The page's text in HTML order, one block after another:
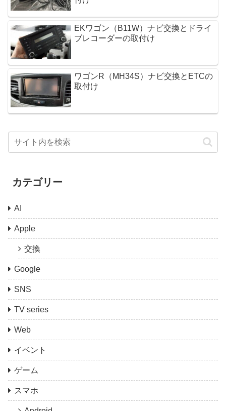
EKワゴン（B11W）ナビ交換とドライ
ブレコーダーの取付け
ワゴンR（MH34S）ナビ交換とETCの
取付け
カテゴリー
AI
Apple
交換
Google
SNS
TV series
Web
イベント
ゲーム
スマホ